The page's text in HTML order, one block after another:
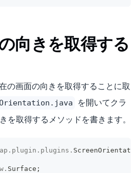
向きを取得する
の画面の向きを取得することに取
を開いてクラ
を取得するメソッドを書きます。
. plugin . plugins .
. Surface ;